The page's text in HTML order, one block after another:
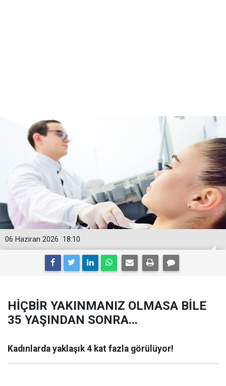
18:10
06 Haziran 2026
HİÇBİR YAKINMANIZ OLMASA BİLE
35 YAŞINDAN SONRA...
Kadınlarda yaklaşık 4 kat fazla görülüyor!